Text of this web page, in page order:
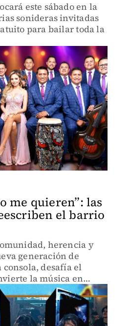
este sábado en la
sonideras invitadas
para bailar toda la
me quieren”: las
el barrio
herencia y
generación de
desafía el
la música en
y resistencia barrial.